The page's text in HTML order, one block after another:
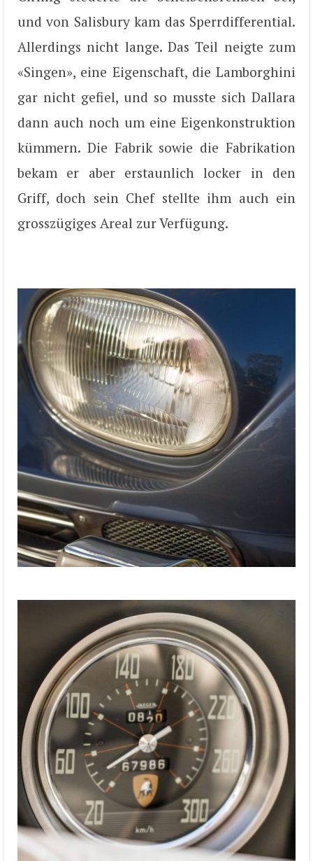
und von Salisbury kam das Sperrdifferential.
Allerdings nicht lange. Das Teil neigte zum
«Singen», eine Eigenschaft, die Lamborghini
gar nicht gefiel, und so musste sich Dallara
dann auch noch um eine Eigenkonstruktion
kümmern. Die Fabrik sowie die Fabrikation
bekam er aber erstaunlich locker in den
Griff, doch sein Chef stellte ihm auch ein
grosszügiges Areal zur Verfügung.